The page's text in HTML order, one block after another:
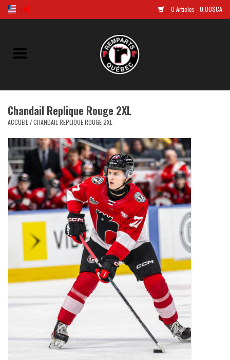
0 Articles - 0,00$CA
Accueil
Chandails Répliques
Vêtements
Tuques et casquettes
Souvenirs
Liquidation
Chandail Replique Rouge 2XL
ACCUEIL /CHANDAIL REPLIQUE ROUGE 2XL